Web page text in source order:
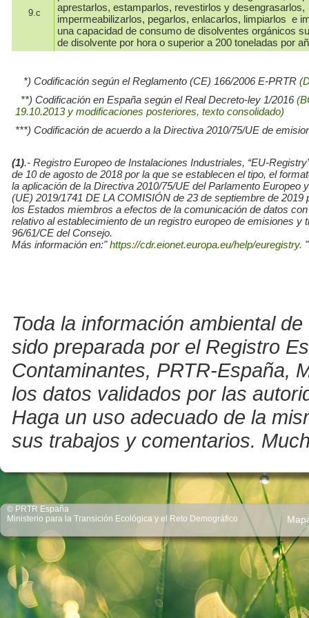
9.c
aprestarlos, estamparlos, revestirlos y desengrasarlos,
impermeabilizarlos, pegarlos, enlacarlos, limpiarlos e
una capacidad de consumo de disolventes orgánicos
de disolvente por hora o superior a 200 toneladas por
*) Codificación según el Reglamento (CE) 166/2006 E-PRTR
**) Codificación en España según el Real Decreto-ley 1/2016
19.10.2013 y modificaciones posteriores, texto consolidado)
***) Codificación de acuerdo a la Directiva 2010/75/UE de
(1).- Registro Europeo de Instalaciones Industriales, “EU-
de 10 de agosto de 2018 por la que se establecen el tipo, el
la aplicación de la Directiva 2010/75/UE del Parlamento
(UE) 2019/1741 DE LA COMISIÓN de 23 de septiembre de
los Estados miembros a efectos de la comunicación de datos
relativo al establecimiento de un registro europeo de emisiones
96/61/CE del Consejo.
Más información en:"https://cdr.eionet.europa.eu/help/euregistry. "
Toda la información ambiental
sido preparada por el Registro
Contaminantes, PRTR-España,
los datos validados por las
Haga un uso adecuado de la
sus trabajos y comentarios.
© PRTR España
Ministerio para la Transición Ecológica y el Reto Demográfico